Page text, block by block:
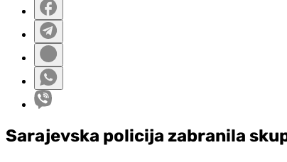
Sarajevska policija zabranila